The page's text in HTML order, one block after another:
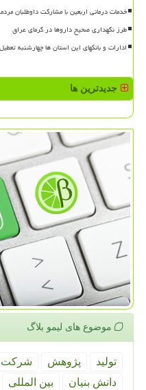
خدمات درمانی اربعین با مشارکت داوطلبان
طرز نگهداری صحیح داروها در گرمای عراق
ادارات و بانکهای این استان ها چهارشنبه
جدیدترین ها
موضوع های لیمو بلاگ
تولید پژوهش شركت
دانش بنیان
بین المللی